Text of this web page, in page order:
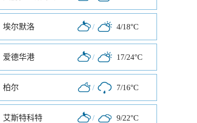
埃尔默洛 / 4/18°C
爱德华港 / 17/24°C
柏尔 / 7/16°C
艾斯特科特 / 9/22°C